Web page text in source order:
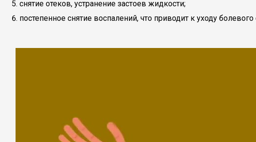
снятие отеков, устранение застоев жидкости;
постепенное снятие воспалений, что приводит к уходу